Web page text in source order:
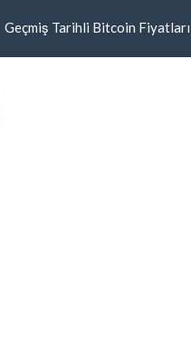
Geçmiş Tarihli Bitcoin Fiyatları